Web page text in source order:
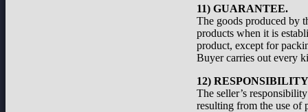
11) GUARANTEE.
The goods produced by
products when it is
product, except for
Buyer carries out every
12)
The seller’s
resulting from the use of